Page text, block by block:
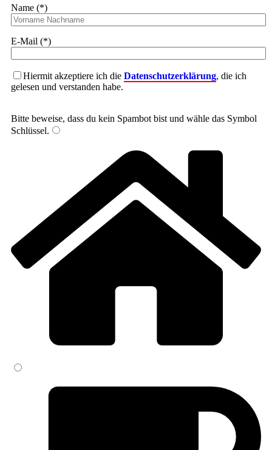
Name (*)
E-Mail (*)
Hiermit akzeptiere ich die Datenschutzerklärung, die ich
gelesen und verstanden habe.
Bitte beweise, dass du kein Spambot bist und wähle das Symbol
Schlüssel.